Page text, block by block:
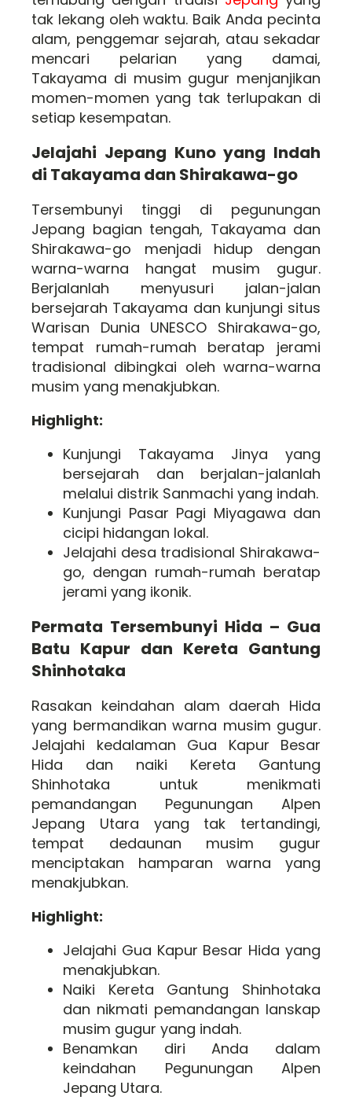
tak lekang oleh waktu. Baik Anda pecinta
alam, penggemar sejarah, atau sekadar
mencari pelarian yang damai,
Takayama di musim gugur menjanjikan
momen-momen yang tak terlupakan di
setiap kesempatan.
Jelajahi Jepang Kuno yang Indah
di Takayama dan Shirakawa-go
Tersembunyi tinggi di pegunungan
Jepang bagian tengah, Takayama dan
Shirakawa-go menjadi hidup dengan
warna-warna hangat musim gugur.
Berjalanlah menyusuri jalan-jalan
bersejarah Takayama dan kunjungi situs
Warisan Dunia UNESCO Shirakawa-go,
tempat rumah-rumah beratap jerami
tradisional dibingkai oleh warna-warna
musim yang menakjubkan.
Highlight:
Kunjungi Takayama Jinya yang
bersejarah dan berjalan-jalanlah
melalui distrik Sanmachi yang indah.
Kunjungi Pasar Pagi Miyagawa dan
cicipi hidangan lokal.
Jelajahi desa tradisional Shirakawa-
go, dengan rumah-rumah beratap
jerami yang ikonik.
Permata Tersembunyi Hida – Gua
Batu Kapur dan Kereta Gantung
Shinhotaka
Rasakan keindahan alam daerah Hida
yang bermandikan warna musim gugur.
Jelajahi kedalaman Gua Kapur Besar
Hida dan naiki Kereta Gantung
Shinhotaka untuk menikmati
pemandangan Pegunungan Alpen
Jepang Utara yang tak tertandingi,
tempat dedaunan musim gugur
menciptakan hamparan warna yang
menakjubkan.
Highlight:
Jelajahi Gua Kapur Besar Hida yang
menakjubkan.
Naiki Kereta Gantung Shinhotaka
dan nikmati pemandangan lanskap
musim gugur yang indah.
Benamkan diri Anda dalam
keindahan Pegunungan Alpen
Jepang Utara.